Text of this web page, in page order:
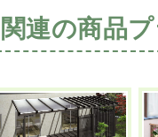
関連の商品